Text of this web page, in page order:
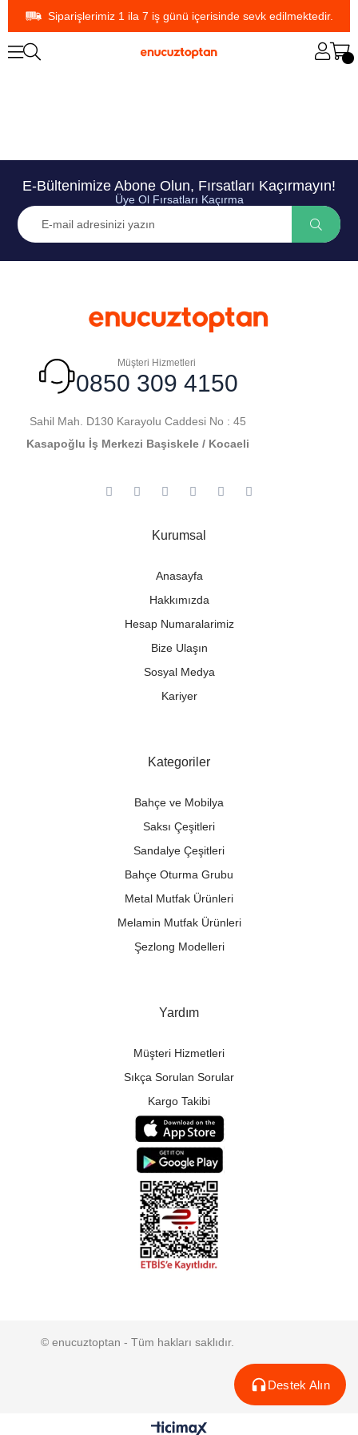
Destek Alın
Siparişlerimiz 1 ila 7 iş günü içerisinde sevk edilmektedir.
E-Bültenimize Abone Olun, Fırsatları Kaçırmayın!
Üye Ol Fırsatları Kaçırma
Müşteri Hizmetleri
0850 309 4150
Sahil Mah. D130 Karayolu Caddesi No : 45
Kasapoğlu İş Merkezi Başiskele / Kocaeli
Kurumsal
Anasayfa
Hakkımızda
Hesap Numaralarimiz
Bize Ulaşın
Sosyal Medya
Kariyer
Kategoriler
Bahçe ve Mobilya
Saksı Çeşitleri
Sandalye Çeşitleri
Bahçe Oturma Grubu
Metal Mutfak Ürünleri
Melamin Mutfak Ürünleri
Şezlong Modelleri
Yardım
Müşteri Hizmetleri
Sıkça Sorulan Sorular
Kargo Takibi
© enucuztoptan - Tüm hakları saklıdır.